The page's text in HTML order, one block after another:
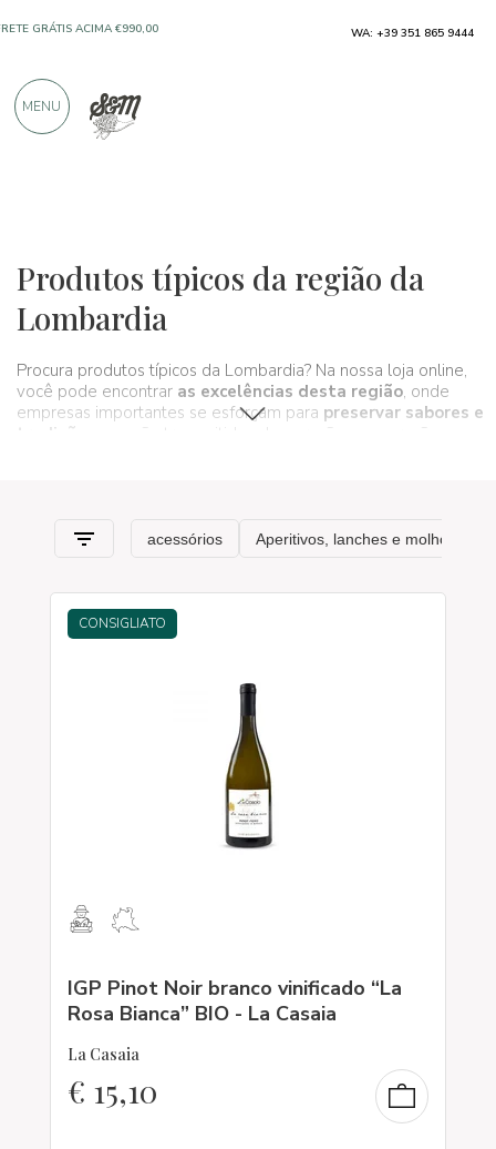
Produtos típicos da região da
Lombardia
Procura produtos típicos da Lombardia? Na nossa loja online,
você pode encontrar as excelências desta região, onde
empresas importantes se esforçam para preservar sabores e
tradições
que são transmitidos de geração em geração e
produção de avelãs e todas as especialidades que tornam
esta região única.
CONSIGLIATO
IGP Pinot Noir branco vinificado “La
Rosa Bianca” BIO - La Casaia
La Casaia
€ 15,10
GRÁTIS ACIMA €990,00
PRODUTOS DE EXCELENTES
WA: +39 351 865 9444
MENU